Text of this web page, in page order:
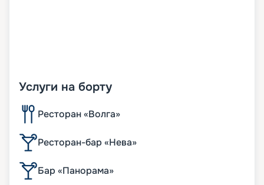
Услуги на борту
Ресторан «Волга»
Ресторан-бар «Нева»
Бар «Панорама»